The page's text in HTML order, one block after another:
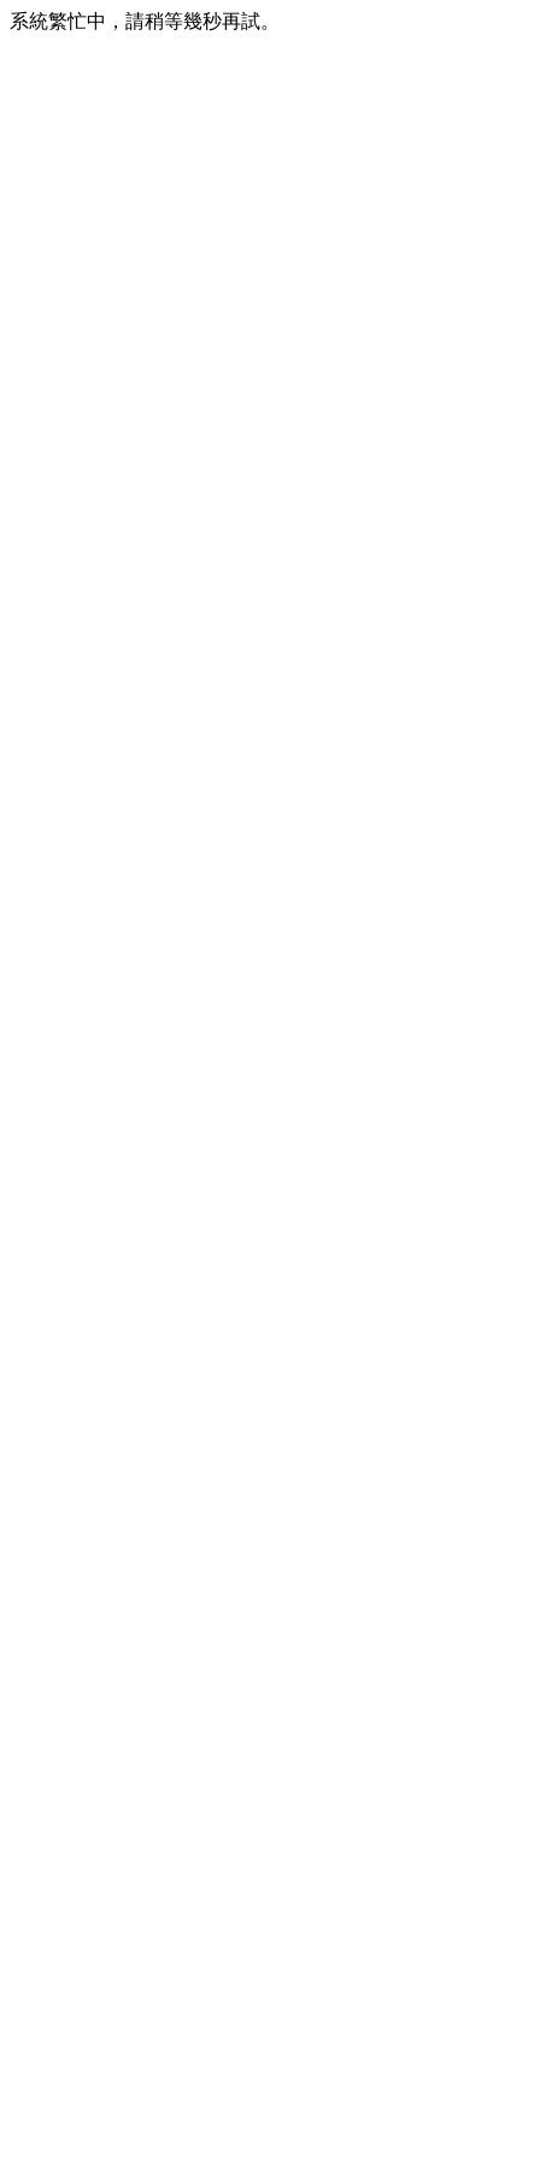
系統繁忙中，請稍等幾秒再試。